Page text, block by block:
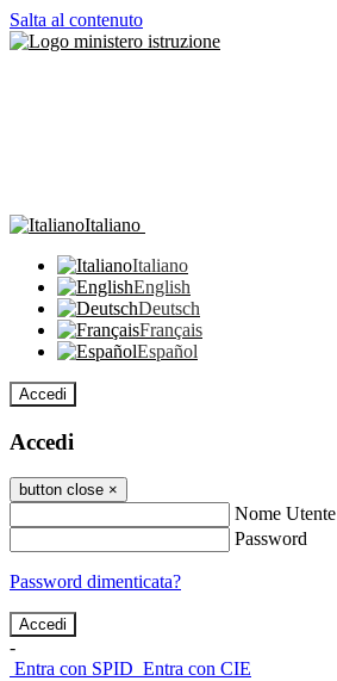
Salta al contenuto
Italiano
Italiano
English
Deutsch
Français
Español
Accedi
Accedi
button close ×
Nome Utente
Password
Password dimenticata?
-
Entra con SPID Entra con CIE